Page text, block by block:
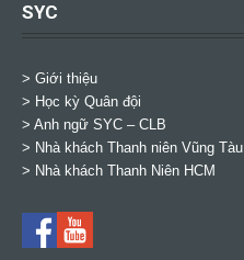
SYC
> Giới thiệu
> Học kỳ Quân đội
> Anh ngữ SYC – CLB
> Nhà khách Thanh niên Vũng Tàu
> Nhà khách Thanh Niên HCM